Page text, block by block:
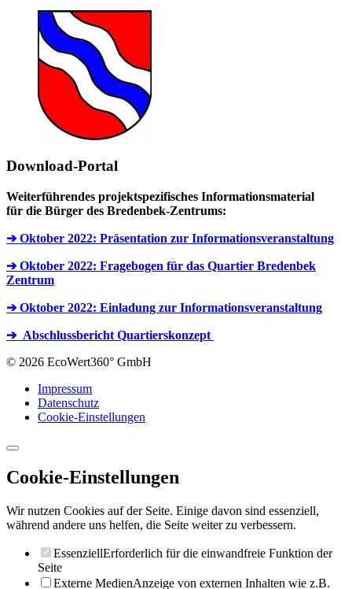
Download-Portal
Weiterführendes projektspezifisches Informationsmaterial
für die Bürger des Bredenbek-Zentrums:
➔ Oktober 2022: Präsentation zur Informationsveranstaltung
➔ Oktober 2022: Fragebogen für das Quartier Bredenbek
Zentrum
➔ Oktober 2022: Einladung zur Informationsveranstaltung
➔ Abschlussbericht Quartierskonzept
© 2026 EcoWert360° GmbH
Impressum
Datenschutz
Cookie-Einstellungen
Cookie-Einstellungen
Wir nutzen Cookies auf der Seite. Einige davon sind essenziell,
während andere uns helfen, die Seite weiter zu verbessern.
EssenziellErforderlich für die einwandfreie Funktion der
Seite
Externe MedienAnzeige von externen Inhalten wie z.B.